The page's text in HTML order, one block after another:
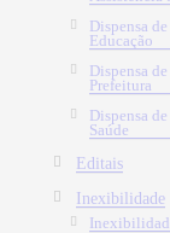
Dispensa
Educação
Dispensa
Prefeitura
Dispensa
Saúde
Editais
Inexibilidade